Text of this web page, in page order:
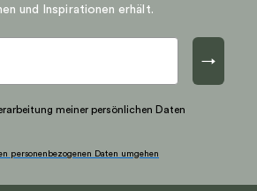
und Inspirationen erhält.
→
meiner persönlichen Daten
personenbezogenen Daten umgehen